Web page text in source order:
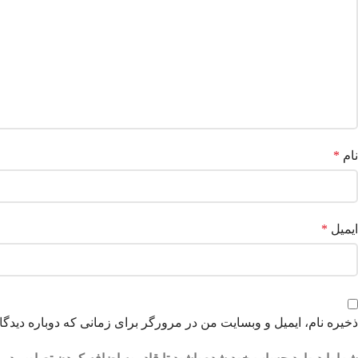
نام *
ایمیل *
ذخیره نام، ایمیل و وبسایت من در مرورگر برای زمانی که دوباره